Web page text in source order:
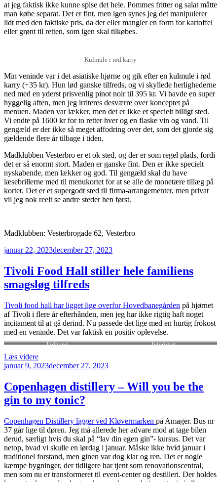
at jeg faktisk ikke kunne spise det hele. Pommes fritter og salat måtte
man købe separat. Det er fint, men igen synes jeg det manipulerer
lidt med den faktiske pris, da der eller mangler en form for kartoffel
eller grønt til retten, som igen skal tilkøbes.
Kulmule i rød karry
Min veninde var i det asiatiske hjørne og gik efter en kulmule i rød
karry (+35 kr). Hun lød ganske tilfreds, og vi skyllede herlighederne
ned med en yderst prisvenlig pinot noir til 395 kr. Vi havde en super
hyggelig aften, men jeg irriteres desværre over konceptet på
menuen. Maden var lækker, men det er ikke et specielt billigt sted.
Vi endte på 1600 kr for to retter hver og en flaske vin og vand. Til
gengæld er der ikke så meget affodring over det, som det gjorde sig
gældende flere år tilbage i tiden.
Madklubben Vesterbro er et ok sted, og der er som regel plads, fordi
det er så enormt stort. Maden er ganske fint. Den er ikke specielt
nyskabende, men lækker og god. Til gengæld skal du have
læsebrillerne med til menukortet for at se alle de monetære tillæg på
kortet. Det er et supergodt sted til firma-arrangementer, men privat
vil jeg nok reelt se andre steder hen først.
Madklubben: Vesterbrogade 62, Vesterbro
Udgivet
januar 22, 2023december 27, 2023
Tivoli Food Hall stiller hele familiens
smagsløg tilfreds
Tivoli food hall har ligget lige overfor Hovedbanegården på hjørnet
af Tivoli i flere år efterhånden, men jeg har ikke rigtig haft noget
incitament til at gå derind. Nu passede det lige med en hurtig frokost
med en veninde. Det var faktisk en positiv oplevelse.
Indgang Interiøret
Læs videre“Tivoli
Food
stiller
hele
familiens
tilfreds”
Udgivet
januar 9, 2023december 27, 2023
Copenhagen distillery – Will you be the
gin to my tonic?
Copenhagen Distillery ligger ved Kløvermarken på Amager. Bus nr
37 går lige til døren. Jeg må allerede her advare mod at tage bilen
derud, særligt hvis du skal på “lav din egen gin”- kursus. Det var
netop, hvad vi skulle en lørdag i januar. Måske ikke hvid januar i
traditionel forstand, men ginen var dog klar og ren. Det er nogle
kæmpe bygninger, der tidligere har tjent som renovationscentral,
men som nu er transformeret til event-center og destilleri. Der holdes